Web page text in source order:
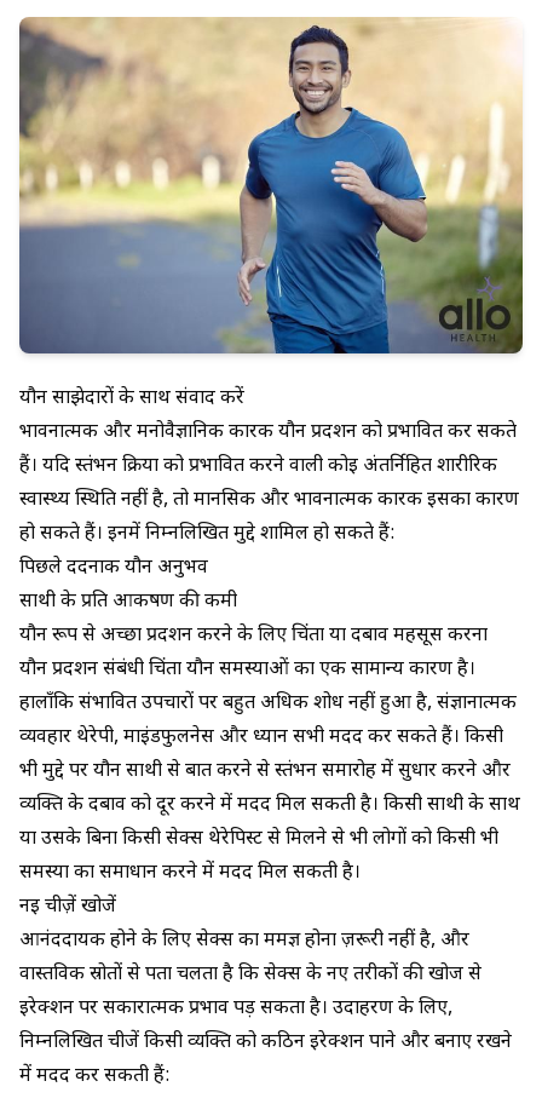
यौन साझेदारों के साथ संवाद करें
भावनात्मक और मनोवैज्ञानिककारक यौन प्रदर्शन को प्रभावित कर सकते
हैं। यदि स्तंभन क्रिया को प्रभावित करने वाली कोई अंतर्निहित शारीरिक
स्वास्थ्य स्थिति नहीं है, तो मानसिक और भावनात्मक कारक इसका कारण
हो सकते हैं। इनमें निम्नलिखित मुद्दे शामिल हो सकते हैं:
पिछले दर्दनाक यौन अनुभव
साथी के प्रति आकर्षण की कमी
यौन रूप से अच्छा प्रदर्शन करने के लिए चिंता या दबाव महसूस करना
यौन प्रदर्शन संबंधी चिंता यौन समस्याओं का एक सामान्य कारण है।
हालाँकि संभावित उपचारों पर बहुत अधिक शोध नहीं हुआ है, संज्ञानात्मक
व्यवहार थेरेपी, माइंडफुलनेस और ध्यान सभी मदद कर सकते हैं। किसी
भी मुद्दे पर यौन साथी से बात करने से स्तंभन समारोह में सुधार करने और
व्यक्ति के दबाव को दूर करने में मदद मिल सकती है। किसी साथी के साथ
या उसके बिना किसी सेक्स थेरेपिस्ट से मिलने से भी लोगों को किसी भी
समस्या का समाधान करने में मदद मिल सकती है।
नई चीज़ें खोजें
आनंददायक होने के लिए सेक्स का मर्मज्ञ होना ज़रूरी नहीं है, और
वास्तविक स्रोतों से पता चलता है कि सेक्स के नए तरीकों की खोज से
इरेक्शन पर सकारात्मक प्रभाव पड़ सकता है। उदाहरण के लिए,
निम्नलिखित चीजें किसी व्यक्ति को कठिन इरेक्शन पाने और बनाए रखने
में मदद कर सकती हैं: